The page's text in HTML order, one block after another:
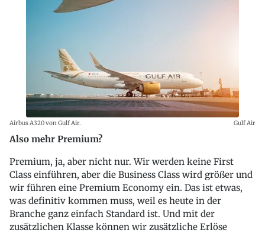
Airbus A320 von Gulf Air. Gulf Air
Also mehr Premium?
Premium, ja, aber nicht nur. Wir werden keine First
Class einführen, aber die Business Class wird größer und
wir führen eine Premium Economy ein. Das ist etwas,
was definitiv kommen muss, weil es heute in der
Branche ganz einfach Standard ist. Und mit der
zusätzlichen Klasse können wir zusätzliche Erlöse